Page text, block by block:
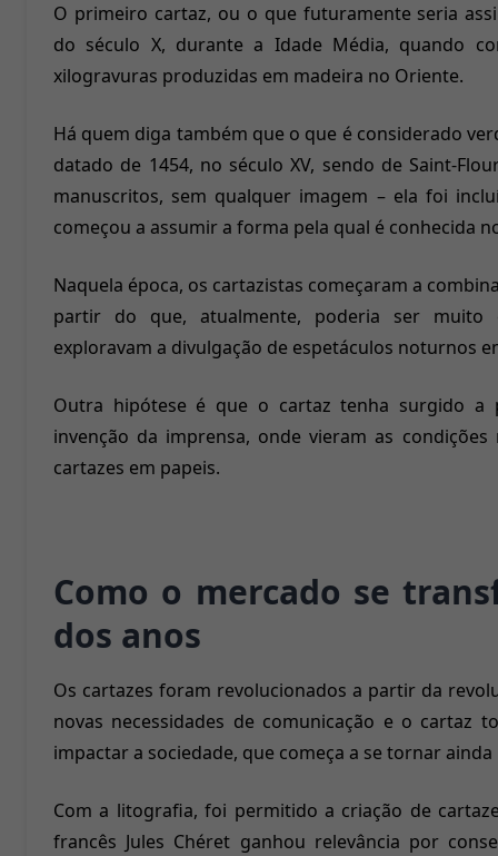
O primeiro cartaz, ou o que futuramente seria
do século X, durante a Idade Média, quando
xilogravuras produzidas em madeira no Oriente.
Há quem diga também que o que é considerado
datado de 1454, no século XV, sendo de Saint-
manuscritos, sem qualquer imagem – ela foi
começou a assumir a forma pela qual é conhecida
Naquela época, os cartazistas começaram a
partir do que, atualmente, poderia ser muito
exploravam a divulgação de espetáculos noturnos
Outra hipótese é que o cartaz tenha surgido
invenção da imprensa, onde vieram as
cartazes em papeis.
Como o mercado se
dos anos
Os cartazes foram revolucionados a partir da
novas necessidades de comunicação e o cartaz
impactar a sociedade, que começa a se tornar
Com a litografia, foi permitido a criação de
francês Jules Chéret ganhou relevância por